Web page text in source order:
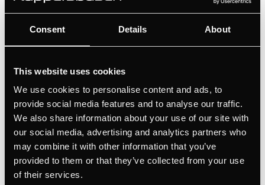
Consent Details About
This website uses cookies
We use cookies to personalise content and ads, to
provide social media features and to analyse our traffic.
We also share information about your use of our site with
our social media, advertising and analytics partners who
may combine it with other information that you’ve
provided to them or that they’ve collected from your use
of their services.
Acabado en cromo negro
Color
VER PRODUCTO